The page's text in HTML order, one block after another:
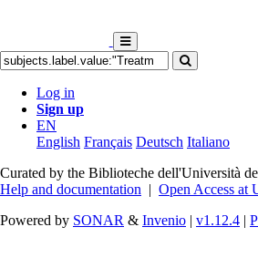
Log in
Sign up
EN
English Français Deutsch Italiano
Curated by the Biblioteche dell'Università
Help and documentation | Open Access at
Powered by SONAR & Invenio | v1.12.4 |